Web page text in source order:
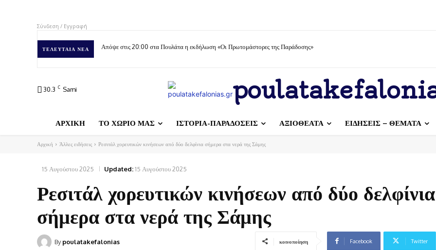
Σύνδεση / Εγγραφή
ΤΕΛΕΥΤΑΊΑ ΝΈΑ Απόψε στις 20:00 στα Πουλάτα η εκδήλωση «Οι Πρωτομάστορες της Παράδοσης»
30.3 C Sami
ΑΡΧΙΚΗ ΤΟ ΧΩΡΙΟ ΜΑΣ ΙΣΤΟΡΙΑ-ΠΑΡΑΔΟΣΕΙΣ ΑΞΙΟΘΕΑΤΑ ΕΙΔΗΣΕΙΣ – ΘΕΜΑΤΑ
Αρχική Άλλες ειδήσεις Ρεσιτάλ χορευτικών κινήσεων από δύο δελφίνια σήμερα στα νερά της Σάμης
15 Αυγούστου 2025 Updated:15 Αυγούστου 2025
Ρεσιτάλ χορευτικών κινήσεων από δύο δελφίνια
σήμερα στα νερά της Σάμης
By poulatakefalonias κοινοποίηση Facebook Twitter